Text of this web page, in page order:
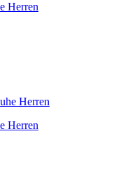
Herren
Herren